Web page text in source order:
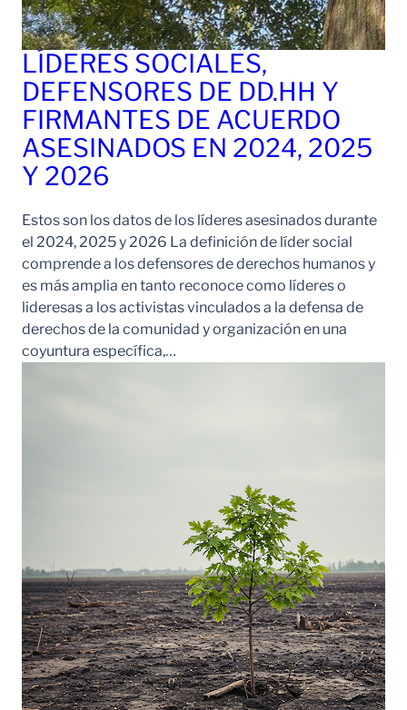
LÍDERES SOCIALES,
DEFENSORES DE DD.HH Y
FIRMANTES DE ACUERDO
ASESINADOS EN 2024, 2025
Y 2026
Estos son los datos de los líderes asesinados durante
el 2024, 2025 y 2026 La definición de líder social
comprende a los defensores de derechos humanos y
es más amplia en tanto reconoce como líderes o
lideresas a los activistas vinculados a la defensa de
derechos de la comunidad y organización en una
coyuntura específica,…